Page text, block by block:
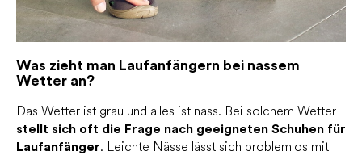
Was zieht man Laufanfängern bei nassem
Wetter an?
Das Wetter ist grau und alles ist nass. Bei solchem Wetter
stellt sich oft die Frage nach geeigneten Schuhen für
Laufanfänger. Leichte Nässe lässt sich problemlos mit